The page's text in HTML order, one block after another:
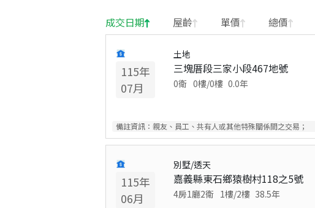
成交日期 屋齡 單價 總價
115年
07月
土地
三塊厝段三家小段467地號
0衛 0樓/0樓 0.0年
備註資訊： 親友、員工、共有人或其他特殊關係間之交易；
115年
06月
別墅/透天
嘉義縣東石鄉猿樹村118之5號
4房1廳2衛 1樓/2樓 38.5年